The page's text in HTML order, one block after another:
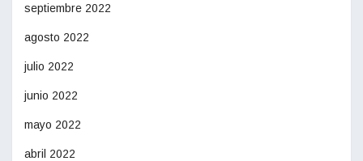
septiembre 2022
agosto 2022
julio 2022
junio 2022
mayo 2022
abril 2022